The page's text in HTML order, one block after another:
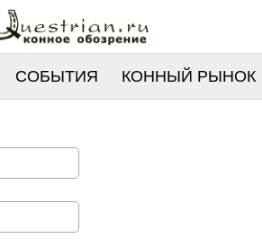
СОБЫТИЯ КОННЫЙ РЫНОК